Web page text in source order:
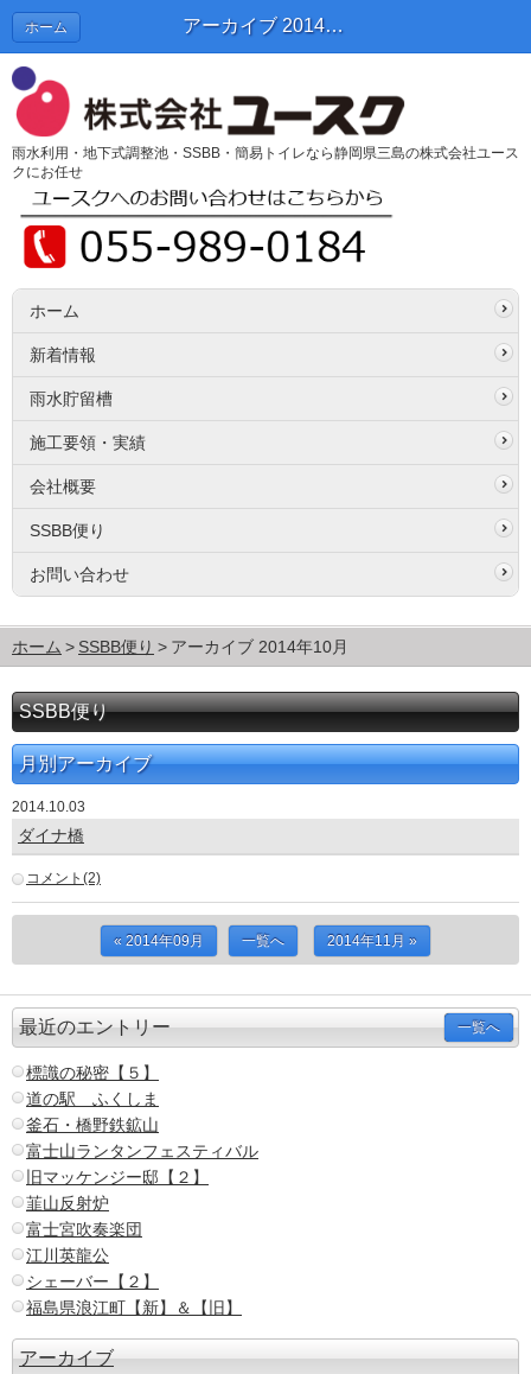
アーカイブ 2014年10月 | SSBB便り
ホーム
雨水利用・地下式調整池・SSBB・簡易トイレなら静岡県三島の株式会社ユース
クにお任せ
ホーム
新着情報
雨水貯留槽
施工要領・実績
会社概要
SSBB便り
お問い合わせ
ホーム SSBB便り アーカイブ 2014年10月
SSBB便り
月別アーカイブ
2014.10.03
ダイナ橋
コメント(2)
« 2014年09月 一覧へ 2014年11月 »
最近のエントリー 一覧へ
標識の秘密【５】
道の駅 ふくしま
釜石・橋野鉄鉱山
富士山ランタンフェスティバル
旧マッケンジー邸【２】
韮山反射炉
富士宮吹奏楽団
江川英龍公
シェーバー【２】
福島県浪江町【新】＆【旧】
アーカイブ